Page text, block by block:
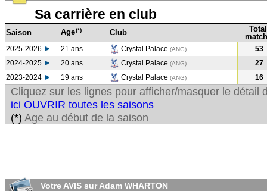
Sa carrière en club
Saison Age(*) Club
Total
2025-2026 21 ans Crystal Palace (ANG)
53
2024-2025
20 ans Crystal Palace (ANG)
27
2023-2024
19 ans Crystal Palace (ANG) 16
Cliquez sur les lignes pour afficher/masquer le détail
ici OUVRIR toutes les saisons
(*) Age au début de la saison
Votre AVIS sur Adam WHARTON